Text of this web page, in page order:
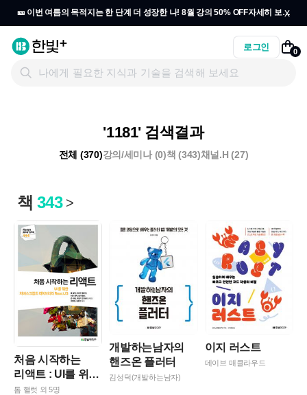
🎫 이번 여름의 목적지는 한 단계 더 성장한 나! 8월 강의 50% OFF자세히 보기
x
로그인 0
'1181' 검색결과
전체 (370)강의/세미나 (0)책 (343)채널.H (27)
책 343 >
처음 시작하는
리액트 : UI를 위한
자바스크립트
톰 핼럿 외 5명
개발하는남자의
핸즈온 플러터
김성덕(개발하는남자)
이지 러스트
데이브 매클라우드